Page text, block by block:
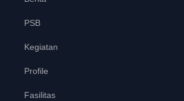
PSB
Kegiatan
Profile
Fasilitas